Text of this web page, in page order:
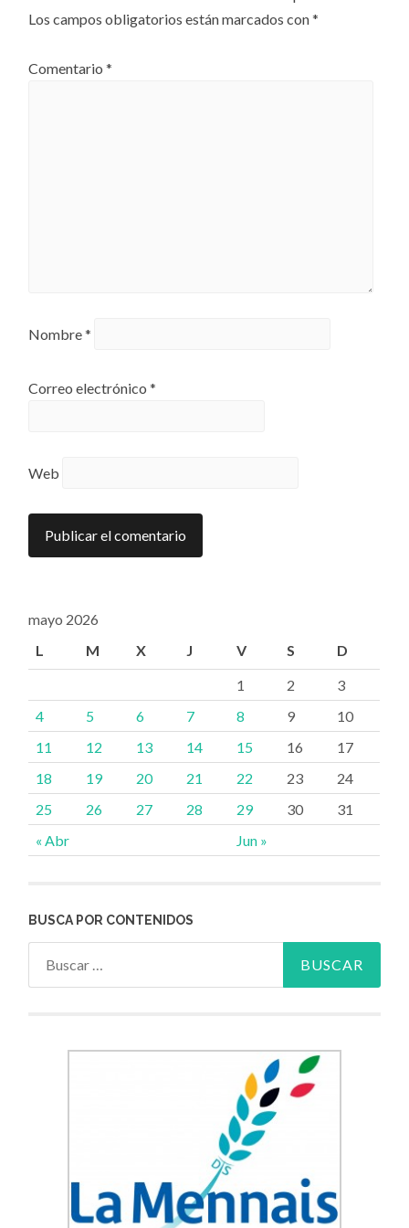
Los campos obligatorios están marcados con*
Comentario*
Nombre*
Correo electrónico*
Web
mayo 2026
L
M X J V S D
« Abr Jun »
1 2
3
4
5 6 7 8 9
10
11
12 13 14 15 16
17
18
19 20 21 22 23
24
25
26 27 28 29 30 31
BUSCA POR CONTENIDOS